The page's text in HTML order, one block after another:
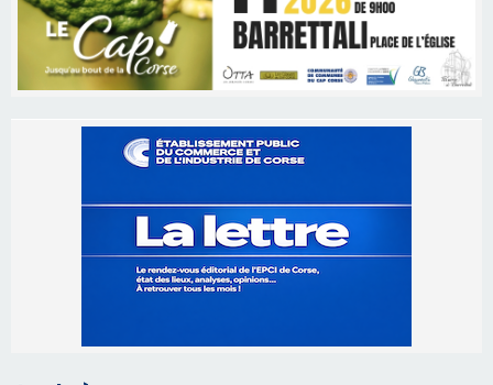
05/08/2026 09:53
Biguglia : messe de la Sainte-Marie et
procession le 14 août
Tennis - Début ce week-end du tournoi du